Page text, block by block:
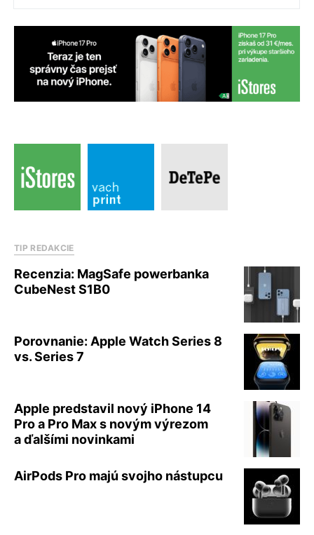
TIP REDAKCIE
Recenzia: MagSafe powerbanka
CubeNest S1B0
Porovnanie: Apple Watch Series 8
vs. Series 7
Apple predstavil nový iPhone 14
Pro a Pro Max s novým výrezom
a ďalšími novinkami
AirPods Pro majú svojho nástupcu